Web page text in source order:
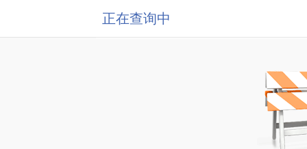
正在查询中